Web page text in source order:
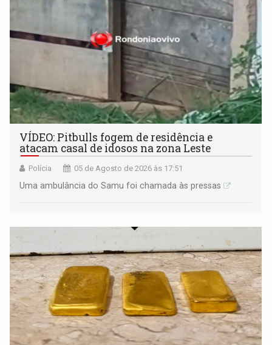
VÍDEO: Pitbulls fogem de residência e
atacam casal de idosos na zona Leste
Polícia 05 de Agosto de 2026 às 17:51
Uma ambulância do Samu foi chamada às pressas